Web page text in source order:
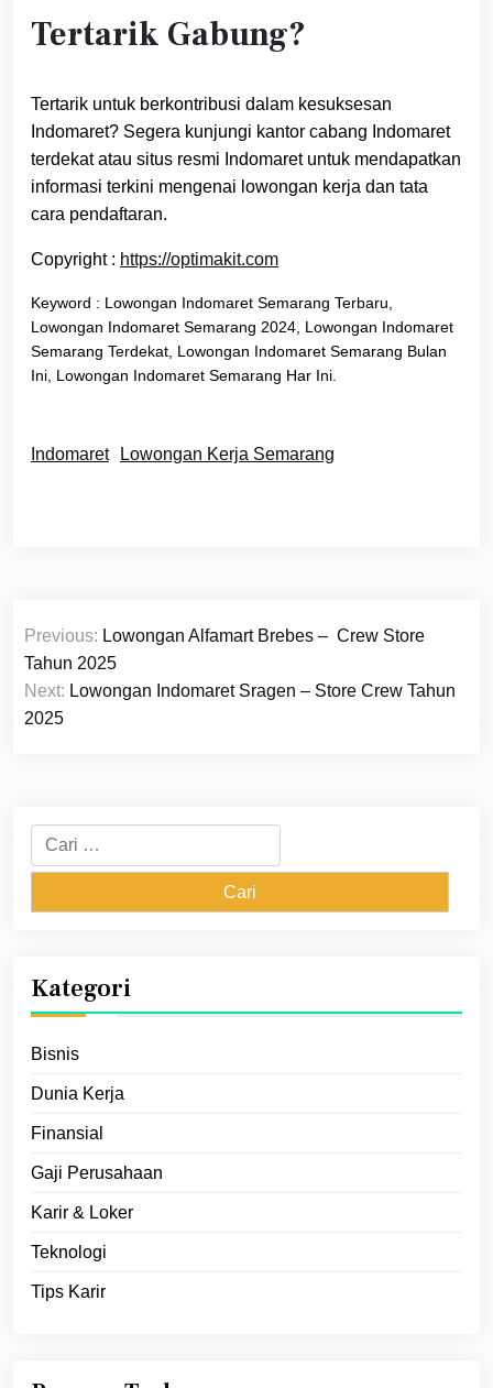
Tertarik Gabung?
Tertarik untuk berkontribusi dalam kesuksesan
Indomaret? Segera kunjungi kantor cabang Indomaret
terdekat atau situs resmi Indomaret untuk mendapatkan
informasi terkini mengenai lowongan kerja dan tata
cara pendaftaran.
Copyright : https://optimakit.com
Keyword : Lowongan Indomaret Semarang Terbaru,
Lowongan Indomaret Semarang 2024, Lowongan Indomaret
Semarang Terdekat, Lowongan Indomaret Semarang Bulan
Ini, Lowongan Indomaret Semarang Har Ini.
Indomaret Lowongan Kerja Semarang
Navigasi
pos
Previous: Lowongan Alfamart Brebes – Crew Store
Tahun 2025
Next: Lowongan Indomaret Sragen – Store Crew Tahun
2025
Cari
untuk:
Kategori
Bisnis
Dunia Kerja
Finansial
Gaji Perusahaan
Karir & Loker
Teknologi
Tips Karir